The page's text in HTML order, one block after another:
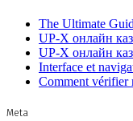
The Ultimate
UP-X онлайн
UP-X онлайн
Interface et
Comment vérifier
Meta